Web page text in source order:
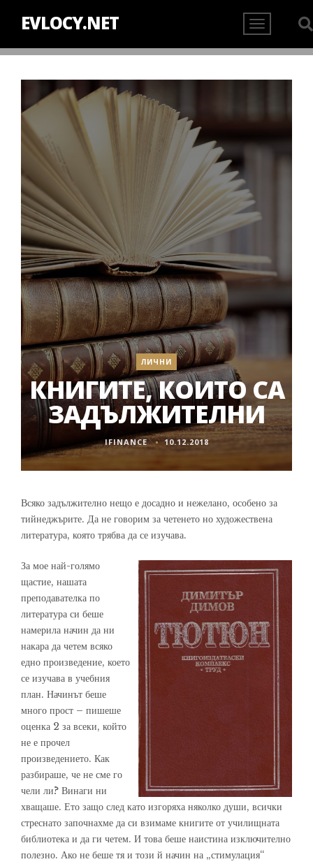
EVLOCY.NET
ЛИЧНИ
КНИГИТЕ, КОИТО СА
ЗАДЪЛЖИТЕЛНИ
IFINANCE 10.12.2018
Всяко задължително нещо е досадно и нежелано, особено за
тийнеджърите. Да не говорим за четенето но художествена
литература, която трябва да се изучава.
За мое най-голямо
щастие, нашата
преподавателка по
литература си беше
намерила начин да ни
накара да четем всяко
едно произведение, което
се изучава в учебния
план. Начинът беше
много прост – пишеше
оценка 2 за всеки, който
не е прочел
произведението. Как
разбираше, че не сме го
чели ли? Винаги ни
хващаше. Ето защо след като изгоряха няколко души, всички
стреснато започнахме да си взимаме книгите от училищната
библиотека и да ги четем. И това беше наистина изключително
полезно. Ако не беше тя и този й начин на „стимулация“